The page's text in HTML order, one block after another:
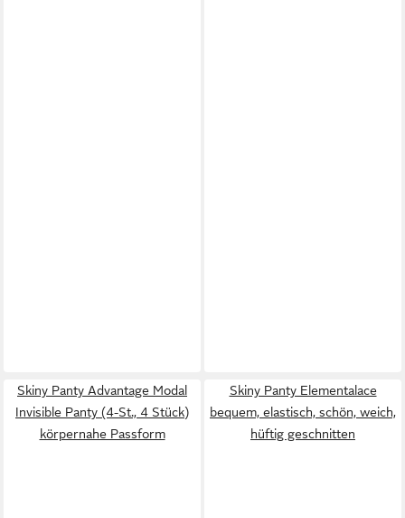
Skiny Panty Advantage Modal
Invisible Panty (4-St., 4 Stück)
körpernahe Passform
Skiny Panty Elementalace
bequem, elastisch, schön, weich,
hüftig geschnitten